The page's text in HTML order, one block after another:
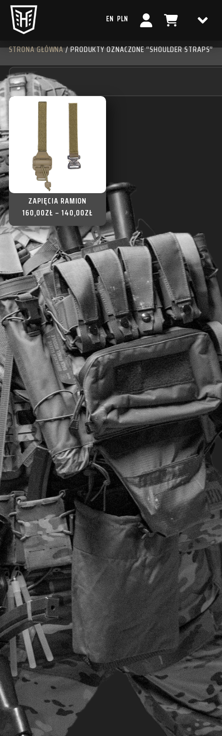
EN PLN
STRONA GŁÓWNA/ PRODUKTY OZNACZONE “SHOULDER STRAPS”
ZAPIĘCIA RAMION
140,00ZŁ
–
160,00ZŁ